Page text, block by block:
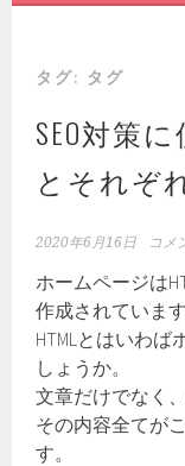
タグ: タグ
SEO対策
とそれぞ
2020年6月16日 コメ
ホームページは
作成されています
HTMLとはいわ
しょうか。
文章だけでなく
その内容全てが
す。